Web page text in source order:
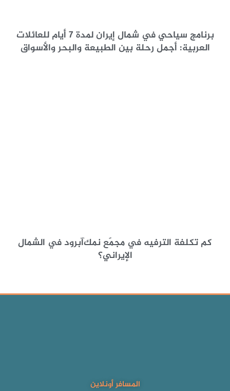
برنامج سياحي في شمال إيران لمدة 7 أيام للعائلات
العربية: أجمل رحلة بين الطبيعة والبحر والأسواق
كم تكلفة الترفيه في مجمّع نمك‌آبرود في الشمال
الإيراني؟
المسافر أونلاين